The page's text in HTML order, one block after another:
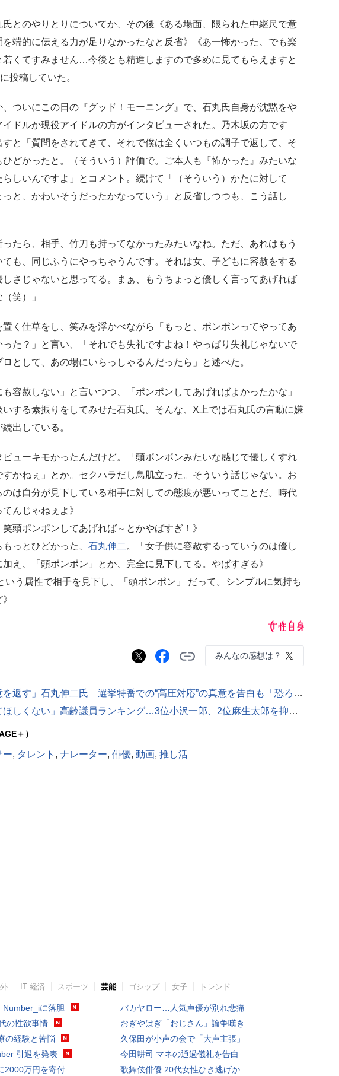
氏とのやりとりについてか、その後《ある場面、限られた中継尺で意
を端的に伝える力が足りなかったなと反省》《あ一怖かった、でも楽
若くてすみません…今後とも精進しますので多めに見てもらえますと
投稿していた。
ついにこの日の『グッド！モーニング』で、石丸氏自身が沈黙をや
ドルか現役アイドルの方がインタビューされた。乃木坂の方です
と「質問をされてきて、それで僕は全くいつもの調子で返して、そ
ひどかったと。（そういう）評価で。ご本人も『怖かった』みたいな
しいんですよ」とコメント。続けて「（そういう）かたに対して
っと、かわいそうだったかなっていう」と反省しつつも、こう話し
ったら、相手、竹刀も持ってなかったみたいなね。ただ、あれはもう
も、同じふうにやっちゃうんです。それは女、子どもに容赦をする
しさじゃないと思ってる。まぁ、もうちょっと優しく言ってあげれば
笑）」
置く仕草をし、笑みを浮かべながら「もっと、ポンポンってやってあ
った？」と言い、「それでも失礼ですよね！やっぱり失礼じゃないで
として、あの場にいらっしゃるんだったら」と述べた。
も容赦しない」と言いつつ、「ポンポンしてあげればよかったかな」
いする素振りをしてみせた石丸氏。そんな、X上では石丸氏の言動に嫌
出している。
ビューキモかったんだけど。「頭ポンポンみたいな感じで優しくすれ
すかねぇ」とか。セクハラだし鳥肌立った。そういう話じゃない。お
は自分が見下している相手に対しての態度が悪いってことだ。時代
んじゃねぇよ》
笑頭ポンポンしてあげれば～とかやばすぎ！》
もっとひどかった、 石丸伸二 。「女子供に容赦するっていうのは優し
え、「頭ポンポン」とか、完全に見下してる。やばすぎる》
いう属性で相手を見下し、「頭ポンポン」 だって。シンプルに気持ち
みんなの感想は？
「敵意には敵意を返す」石丸伸二氏 選挙特番での“高圧対応”の真意を告白も「恐ろしい」「大人がすることではない」と広がる恐怖
「もう出馬してほしくない」高齢議員ランキング…3位小沢一郎、2位麻生太郎を抑えた1位は？
＋）
ー, タレント , ナレーター, 俳優, 動画, 推し活
IT 経済 スポーツ 芸能 ゴシップ 女子 トレンド
Number_iに落胆
の性欲事情
の経験と苦悩
引退を発表
2000万円を寄付
バカヤロー…人気声優が別れ悲痛
おぎやはぎ「おじさん」論争嘆き
久保田が小声の会で「大声主張」
今田耕司 マネの通過儀礼を告白
歌舞伎俳優 20代女性ひき逃げか